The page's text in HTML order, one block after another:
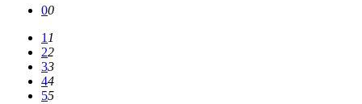
00
11
22
33
44
55